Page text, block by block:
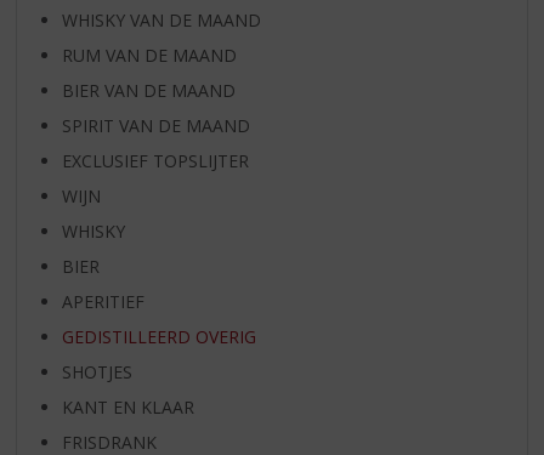
WHISKY VAN DE MAAND
RUM VAN DE MAAND
BIER VAN DE MAAND
SPIRIT VAN DE MAAND
EXCLUSIEF TOPSLIJTER
WIJN
WHISKY
BIER
APERITIEF
GEDISTILLEERD OVERIG
SHOTJES
KANT EN KLAAR
FRISDRANK